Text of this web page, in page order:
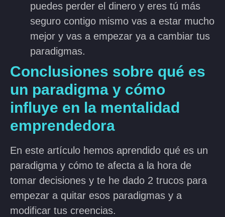
puedes perder el dinero y eres tú más
seguro contigo mismo vas a estar mucho
mejor y vas a empezar ya a cambiar tus
paradigmas.
Conclusiones sobre qué es
un paradigma y cómo
influye en la mentalidad
emprendedora
En este artículo hemos aprendido qué es un
paradigma y cómo te afecta a la hora de
tomar decisiones y te he dado 2 trucos para
empezar a quitar esos paradigmas y a
modificar tus creencias.